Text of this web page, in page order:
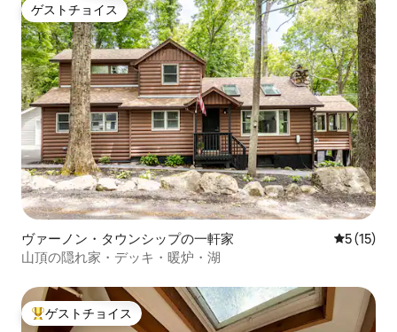
ゲストチョイス
ゲストチョイス
ヴァーノン・タウンシップの一軒家 レビュー
5 (15)
山頂の隠れ家・デッキ・暖炉・湖
大好評のゲストチョイスです。
ゲストチョイス